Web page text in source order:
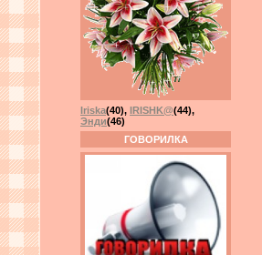
Iriska(40), IRISHK@(44),
Энди(46)
ГОВОРИЛКА